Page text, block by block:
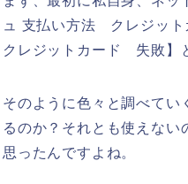
ュ 支払い方法 クレジット
クレジットカード 失敗】
そのように色々と調べてい
るのか？それとも使えない
思ったんですよね。